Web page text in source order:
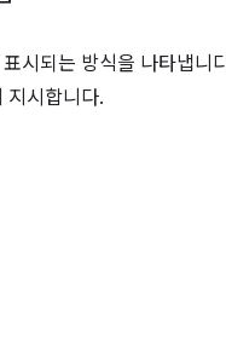
시되는 방식을 나타냅니
지시합니다.